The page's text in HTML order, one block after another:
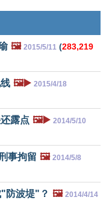
🖼️ 2015/5/11 (283,219
🖼️▶️ 2015/4/18
露点 🖼️▶️ 2014/5/10
事拘留 🖼️ 2014/5/8
防波堤"？ 🖼️ 2014/4/14